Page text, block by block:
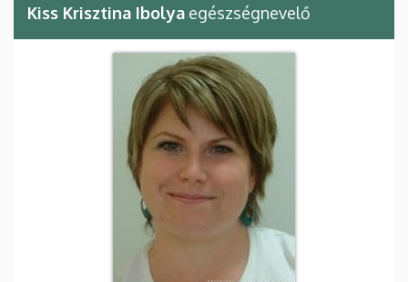
Kiss Krisztina Ibolya egészségnevelő